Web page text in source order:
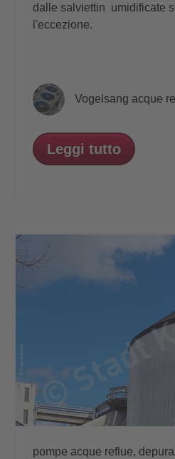
dalle salviettin umidificate
l'eccezione.
Vogelsang acque
Leggi tutto
pompe acque reflue,